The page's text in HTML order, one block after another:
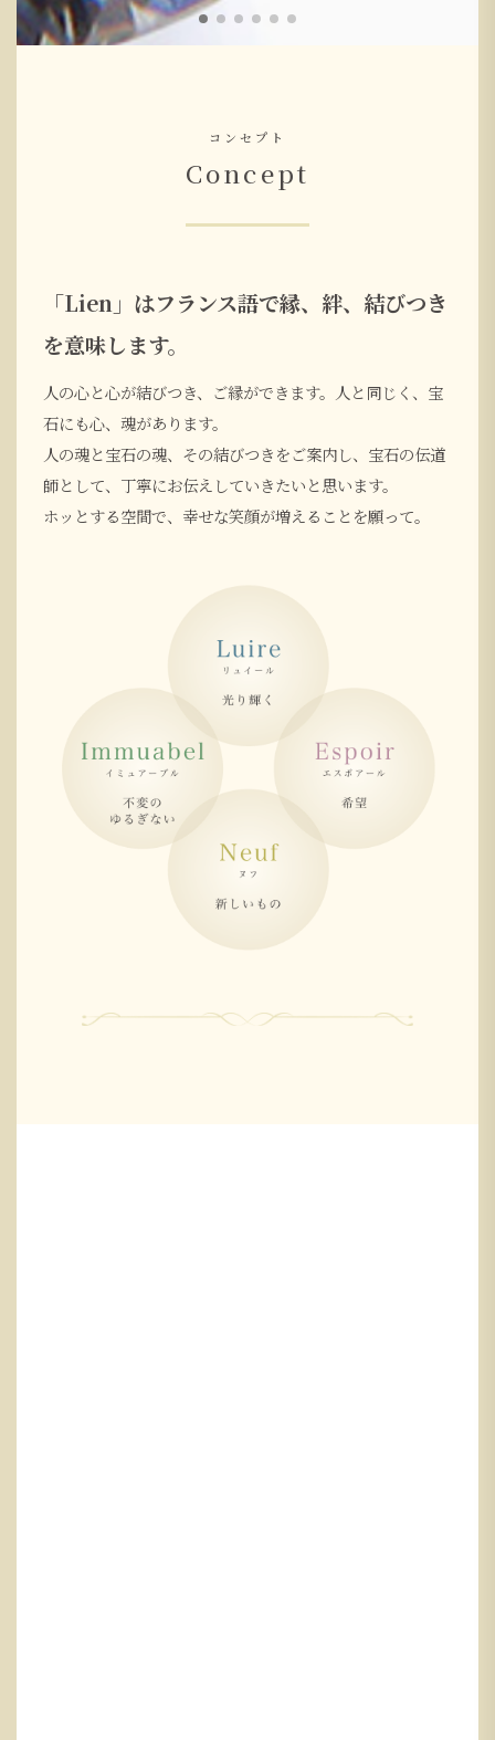
コンセプト
Concept
「Lien」はフランス語で縁、絆、結びつき
を意味します。
人の心と心が結びつき、ご縁ができます。人と同じく、宝
石にも心、魂があります。
人の魂と宝石の魂、その結びつきをご案内し、宝石の伝道
師として、丁寧にお伝えしていきたいと思います。
ホッとする空間で、幸せな笑顔が増えることを願って。